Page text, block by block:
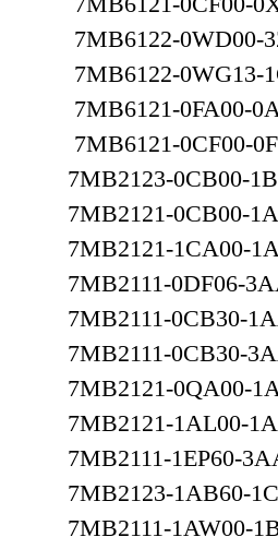
7MB6122-0WD00-
7MB6122-0WG13-
7MB6121-0FA00-
7MB6121-
7MB2123-0CB00-
7MB2121-0CB00-
7MB2121-1CA00-
7MB2111-0DF06-
7MB2111-0CB30-
7MB2111-0CB30-
7MB2121-0QA00-
7MB2121-1AL00-
7MB2111-1EP60-
7MB2123-1AB60-
7MB2111-1AW00-